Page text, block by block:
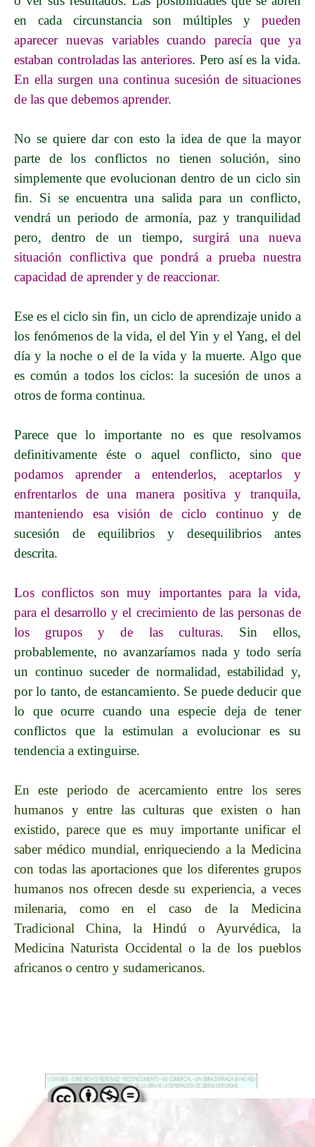
en cada circunstancia son múltiples y pueden
aparecer nuevas variables cuando parecía que ya
estaban controladas las anteriores. Pero así es la vida.
En ella surgen una continua sucesión de situaciones
de las que debemos aprender.
No se quiere dar con esto la idea de que la mayor
parte de los conflictos no tienen solución, sino
simplemente que evolucionan dentro de un ciclo sin
fin. Si se encuentra una salida para un conflicto,
vendrá un periodo de armonía, paz y tranquilidad
pero, dentro de un tiempo, surgirá una nueva
situación conflictiva que pondrá a prueba nuestra
capacidad de aprender y de reaccionar.
Ese es el ciclo sin fin, un ciclo de aprendizaje unido a
los fenómenos de la vida, el del Yin y el Yang, el del
día y la noche o el de la vida y la muerte. Algo que
es común a todos los ciclos: la sucesión de unos a
otros de forma continua.
Parece que lo importante no es que resolvamos
definitivamente éste o aquel conflicto, sino que
podamos aprender a entenderlos, aceptarlos y
enfrentarlos de una manera positiva y tranquila,
manteniendo esa visión de ciclo continuo
y de
sucesión de equilibrios y desequilibrios antes
descrita.
Los conflictos son muy importantes para la vida,
para el desarrollo y el crecimiento de las personas de
los grupos y de las culturas. Sin ellos,
probablemente, no avanzaríamos nada y todo sería
un continuo suceder de normalidad, estabilidad y,
por lo tanto, de estancamiento. Se puede deducir que
lo que ocurre cuando una especie deja de tener
conflictos que la estimulan a evolucionar es su
tendencia a extinguirse.
En este periodo de acercamiento entre los seres
humanos y entre las culturas que existen o han
existido, parece que es muy importante unificar el
saber médico mundial, enriqueciendo a la Medicina
con todas las aportaciones que los diferentes grupos
humanos nos ofrecen desde su experiencia, a veces
milenaria, como en el caso de la Medicina
Tradicional China, la Hindú o Ayurvédica, la
Medicina Naturista Occidental o la de los pueblos
africanos o centro y sudamericanos.
Regreso al contenido